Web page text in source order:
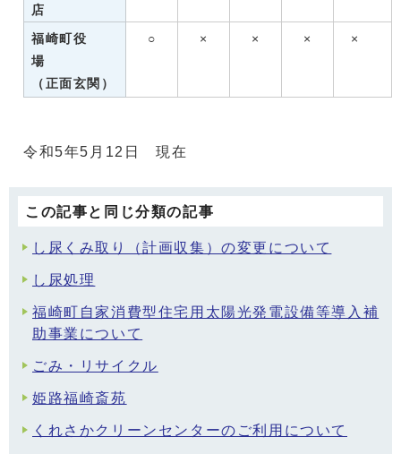
店
福崎町役
場
（正面玄関）
○ × × × ×
令和5年5月12日 現在
この記事と同じ分類の記事
し尿くみ取り（計画収集）の変更について
し尿処理
福崎町自家消費型住宅用太陽光発電設備等導入補
助事業について
ごみ・リサイクル
姫路福崎斎苑
くれさかクリーンセンターのご利用について